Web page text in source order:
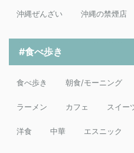
沖縄ぜんざい 沖縄の禁煙店
#食べ歩き
食べ歩き 朝食/モーニング
ラーメン カフェ スイー
洋食 中華 エスニック